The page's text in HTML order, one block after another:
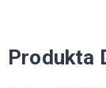
Produkta